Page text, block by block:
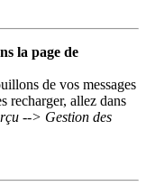
la page de
de vos messages
recharger, allez dans
--> Gestion des